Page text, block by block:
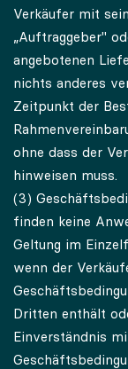
Verkäufer mit
„Auftraggeber"
angebotenen
nichts anderes
Zeitpunkt der
ohne dass der
hinweisen muss.
(3)
finden keine
Geltung im
wenn der
Dritten enthält
Einverständnis